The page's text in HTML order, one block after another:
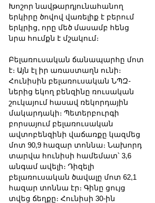
Խոշոր նավթարդյունահանող
երկիրը ծովով վառելիք է բերում
երկրից, որը մեծ մասամբ հենց
նրա հումքն է մշակում։
Բելառուսական ճանապարհը մոտ
է։ Այն էլ իր առաստաղն ունի։
Հունիսին բելառուսական ՆՊԶ-
ներից եկող բենզինը ռուսական
շուկայում հասավ ռեկորդային
մակարդակի։ Պետերբուրգի
բորսայում բելառուսական
ավտոբենզինի վաճառքը կազմեց
մոտ 90,9 հազար տոննա։ Նախորդ
տարվա հունիսի համեմատ՝ 3,6
անգամ ավելի։ Դիզելի
բելառուսական ծավալը մոտ 62,1
հազար տոննա էր։ Գինը ցույց
տվեց ճեղքը։ Հունիսի 30-ին